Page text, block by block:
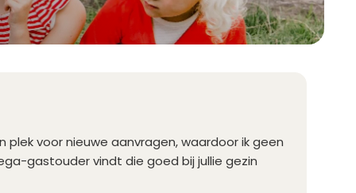
voor nieuwe aanvragen, waardoor ik geen
gastouder vindt die goed bij jullie gezin